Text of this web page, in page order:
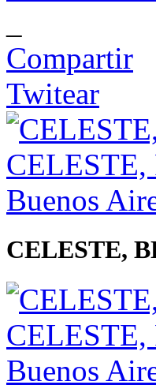
Compartir
Twitear
CELESTE,